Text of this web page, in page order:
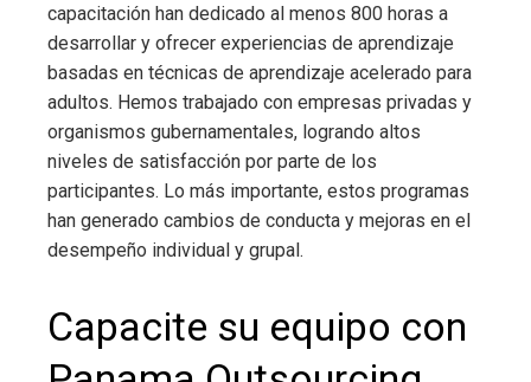
capacitación han dedicado al menos 800 horas a
desarrollar y ofrecer experiencias de aprendizaje
basadas en técnicas de aprendizaje acelerado para
adultos. Hemos trabajado con empresas privadas y
organismos gubernamentales, logrando altos
niveles de satisfacción por parte de los
participantes. Lo más importante, estos programas
han generado cambios de conducta y mejoras en el
desempeño individual y grupal.
Capacite su equipo con